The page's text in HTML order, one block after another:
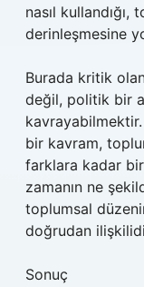
nasıl
derinleşmesine
Burada kritik
değil, politik bir
bir kavram,
farklara kadar
zamanın ne
toplumsal
doğrudan
Sonuç